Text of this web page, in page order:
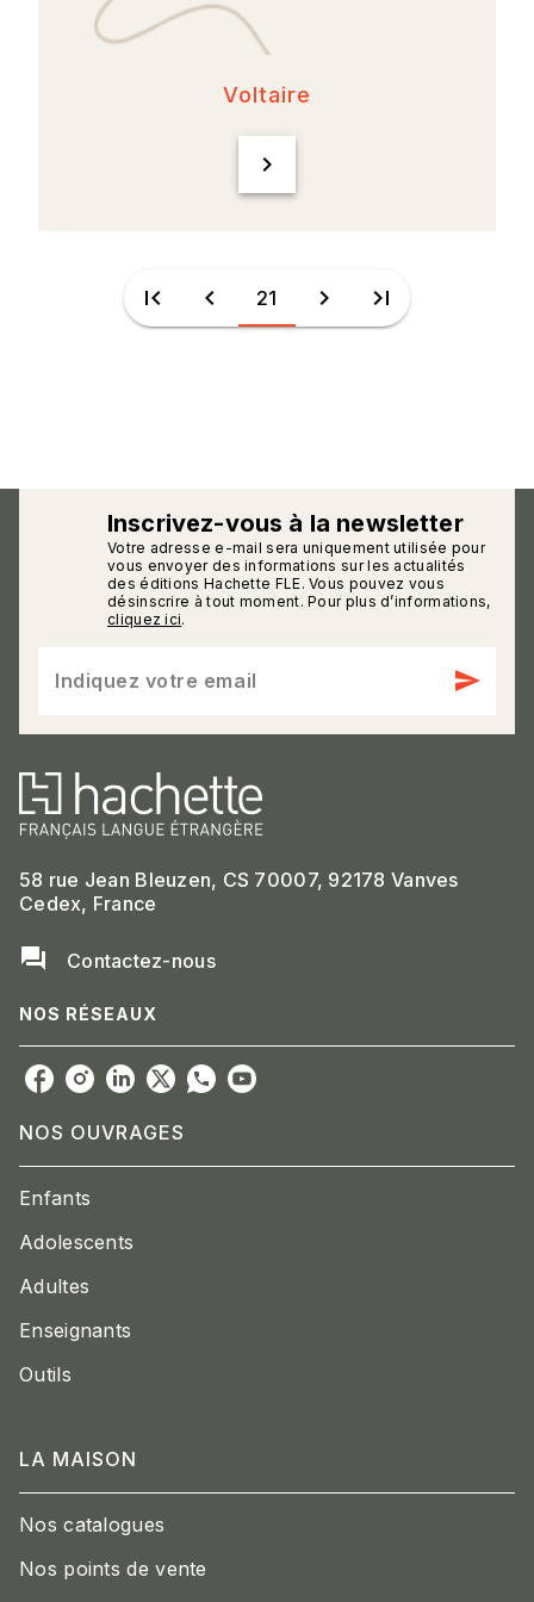
Voltaire
chevron_right
first_page chevron_left 21 chevron_right last_page
Inscrivez-vous à la newsletter
Votre adresse e-mail sera uniquement utilisée pour
vous envoyer des informations sur les actualités
des éditions Hachette FLE. Vous pouvez vous
désinscrire à tout moment. Pour plus d’informations,
cliquez ici.
Indiquez votre email send
58 rue Jean Bleuzen, CS 70007, 92178 Vanves
Cedex, France
question_answer Contactez-nous
NOS RÉSEAUX
NOS OUVRAGES
Enfants
Adolescents
Adultes
Enseignants
Outils
LA MAISON
Nos catalogues
Nos points de vente